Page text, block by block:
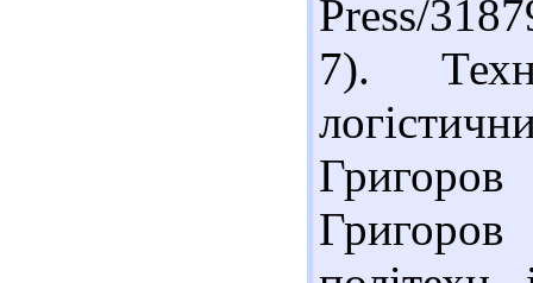
Press/
7).